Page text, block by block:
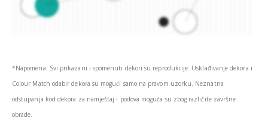
*Napomena: Svi prikazani i spomenuti dekori su reprodukcije. Usklađivanje dekora i
Colour Match odabir dekora su mogući samo na pravom uzorku. Neznatna
odstupanja kod dekora za namještaj i podova moguća su zbog različite završne
obrade.